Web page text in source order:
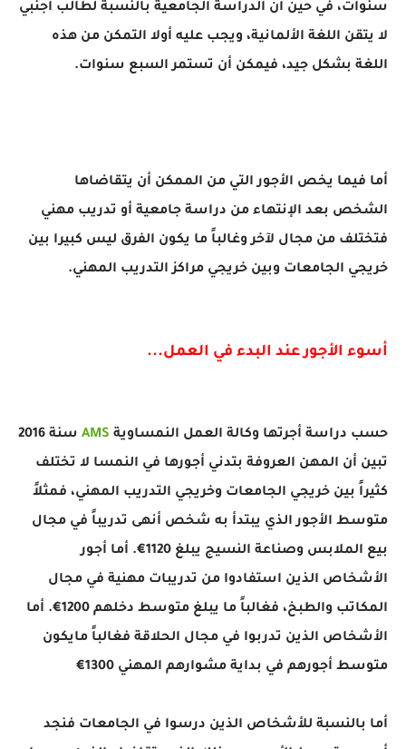
سنوات، في حين أن الدراسة الجامعية بالنسبة لطالب أجنبي
لا يتقن اللغة الألمانية، ويجب عليه أولا التمكن من هذه
اللغة بشكل جيد، فيمكن أن تستمر السبع سنوات.
أما فيما يخص الأجور التي من الممكن أن يتقاضاها
الشخص بعد الإنتهاء من دراسة جامعية أو تدريب مهني
فتختلف من مجال لآخر وغالباً ما يكون الفرق ليس كبيرا بين
خريجي الجامعات وبين خريجي مراكز التدريب المهني.
أسوء الأجور عند البدء في العمل...
حسب دراسة أجرتها وكالة العمل النمساوية AMS
سنة 2016
تبين أن المهن العروفة بتدني أجورها في النمسا لا تختلف
كثيراً بين خريجي الجامعات وخريجي التدريب المهني، فمثلاً
متوسط الأجور الذي يبتدأ به شخص أنهى تدريباً في مجال
بيع الملابس وصناعة النسيج يبلغ 1120€. أما أجور
الأشخاص الذين استفادوا من تدريبات مهنية في مجال
المكاتب والطبخ، فغالباً ما يبلغ متوسط دخلهم 1200€. أما
الأشخاص الذين تدربوا في مجال الحلاقة فغالباً مايكون
متوسط أجورهم في بداية مشوارهم المهني 1300€
أما بالنسبة للأشخاص الذين درسوا في الجامعات فنجد